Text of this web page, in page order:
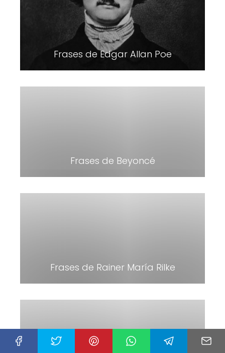
Frases de Edgar Allan Poe
Frases de Beyoncé
Frases de Rainer María Rilke